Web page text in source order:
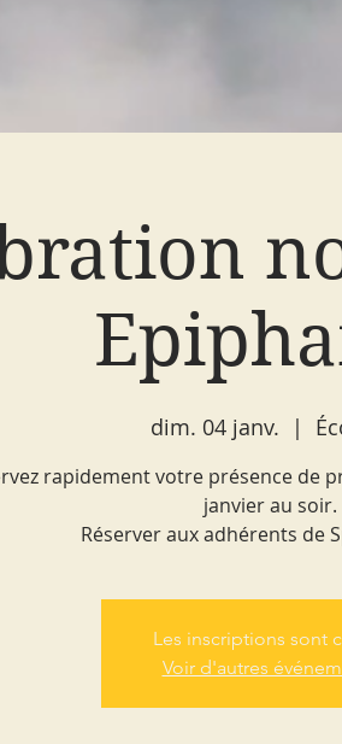
dim. 04 janv.
  |
rapidement votre présence de
janvier au soir.
Réserver aux adhérents de
Les inscriptions sont
Voir d'autres